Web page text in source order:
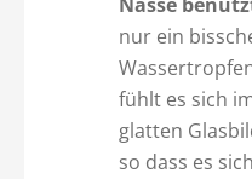
nur ein
fühlt es sich
glatten
so dass es